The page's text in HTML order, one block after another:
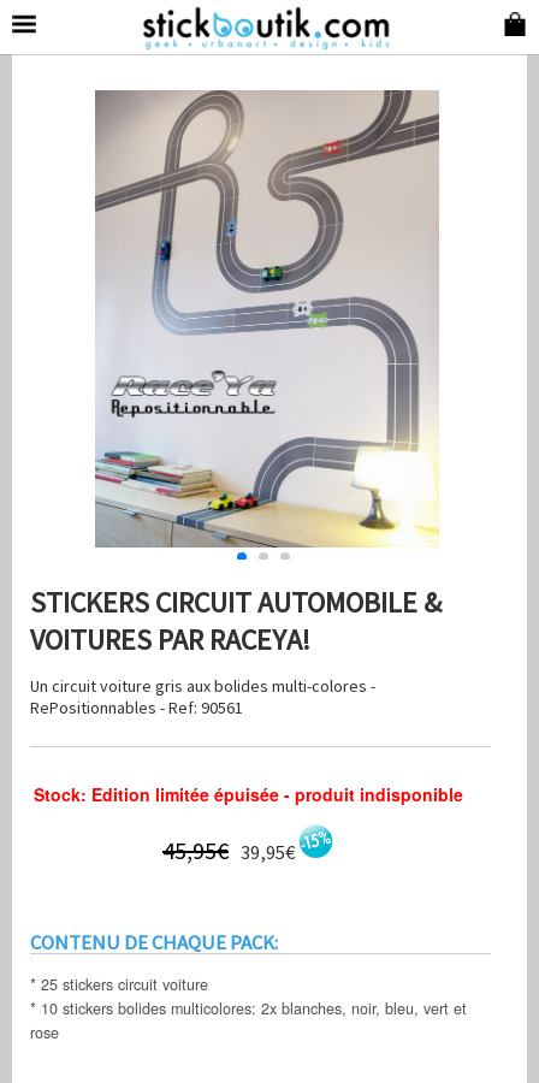
STICKERS CIRCUIT AUTOMOBILE &
VOITURES PAR RACEYA!
Un circuit voiture gris aux bolides multi-colores -
RePositionnables - Ref: 90561
Stock: Edition limitée épuisée - produit indisponible
45,95€ 39,95€
CONTENU DE CHAQUE PACK:
* 25 stickers circuit voiture
* 10 stickers bolides multicolores: 2x blanches, noir, bleu, vert et
rose